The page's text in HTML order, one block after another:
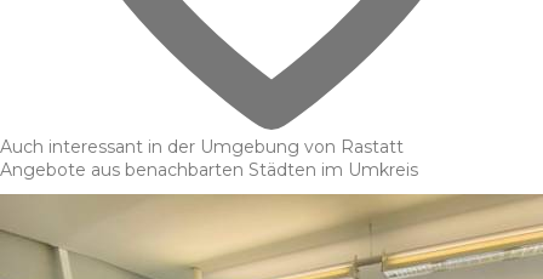
Auch interessant in der Umgebung von Rastatt
Angebote aus benachbarten Städten im Umkreis